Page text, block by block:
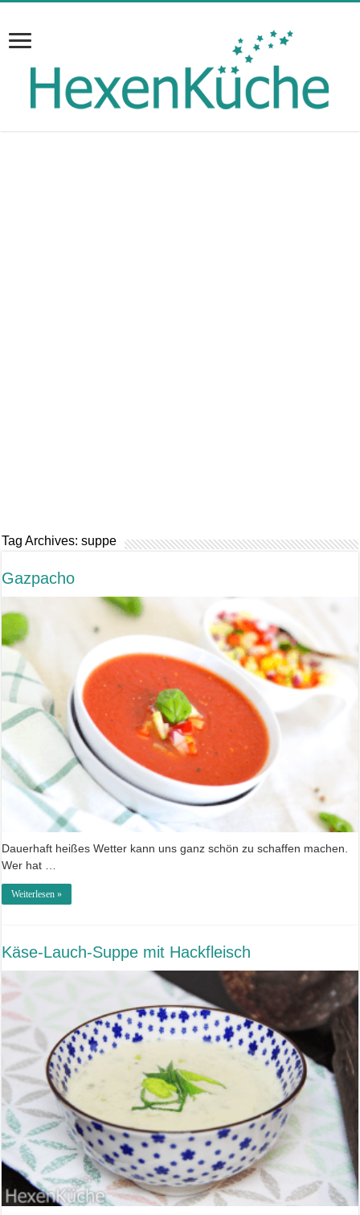
Tag Archives:suppe
Gazpacho
Dauerhaft heißes Wetter kann uns ganz schön zu schaffen machen.
Wer hat …
Weiterlesen »
Käse-Lauch-Suppe mit Hackfleisch